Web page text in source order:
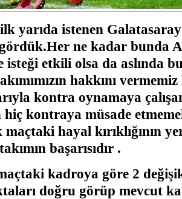
yarıda istenen
ne kadar bunda
isteği etkili olsa da aslında
hakkını
kontra oynamaya
hiç kontraya müsade
maçtaki hayal kırıklığının
başarısıdır .
kadroya göre 2
doğru görüp mevcut